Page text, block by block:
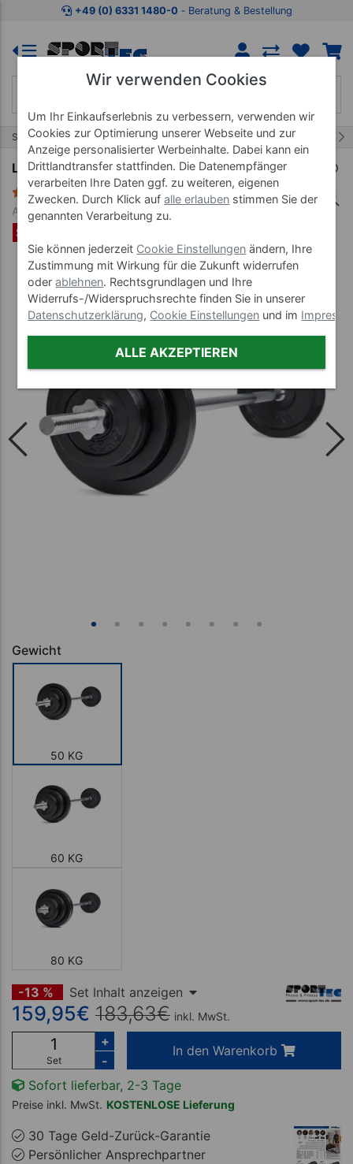
Zum Kaufbereich springen Zur Produktbeschreibung
+49 (0) 6331 1480-0 ‐ Beratung & Bestellung
Start Langhantelset
Langhantel-Set, 50 kg, 9-tlg.
8 Bewertungen
Art-Nr. 30190
SET %
Gewicht
50 KG
60 KG
80 KG
-13 % Set Inhalt anzeigen
159,95€ 183,63€ inkl. MwSt.
Set
+
-
In den Warenkorb
Sofort lieferbar, 2-3 Tage
Preise inkl. MwSt. KOSTENLOSE Lieferung
30 Tage Geld-Zurück-Garantie
Persönlicher Ansprechpartner
Wir verwenden Cookies
Um Ihr Einkaufserlebnis zu verbessern, verwenden wir
Cookies zur Optimierung unserer Webseite und zur
Anzeige personalisierter Werbeinhalte. Dabei kann ein
Drittlandtransfer stattfinden. Die Datenempfänger
verarbeiten Ihre Daten ggf. zu weiteren, eigenen
Zwecken. Durch Klick aufalle erlauben stimmen Sie der
genannten Verarbeitung zu.
Sie können jederzeit Cookie Einstellungen ändern, Ihre
Zustimmung mit Wirkung für die Zukunft widerrufen
oderablehnen. Rechtsgrundlagen und Ihre
Widerrufs-/Widerspruchsrechte finden Sie in unserer
Datenschutzerklärung, Cookie Einstellungen und im
ALLE AKZEPTIEREN